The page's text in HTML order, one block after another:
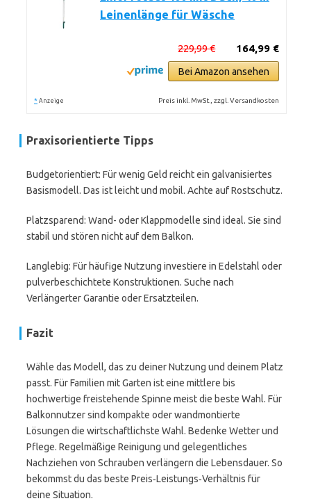
Leinenlänge für Wäsche
164,99 €
229,99 €
Bei Amazon ansehen
* Anzeige Preis inkl. MwSt., zzgl. Versandkosten
Praxisorientierte Tipps
Budgetorientiert: Für wenig Geld reicht ein galvanisiertes
Basismodell. Das ist leicht und mobil. Achte auf Rostschutz.
Platzsparend: Wand- oder Klappmodelle sind ideal. Sie sind
stabil und stören nicht auf dem Balkon.
Langlebig: Für häufige Nutzung investiere in Edelstahl oder
pulverbeschichtete Konstruktionen. Suche nach
Verlängerter Garantie oder Ersatzteilen.
Fazit
Wähle das Modell, das zu deiner Nutzung und deinem Platz
passt. Für Familien mit Garten ist eine mittlere bis
hochwertige freistehende Spinne meist die beste Wahl. Für
Balkonnutzer sind kompakte oder wandmontierte
Lösungen die wirtschaftlichste Wahl. Bedenke Wetter und
Pflege. Regelmäßige Reinigung und gelegentliches
Nachziehen von Schrauben verlängern die Lebensdauer. So
bekommst du das beste Preis‑Leistungs‑Verhältnis für
deine Situation.